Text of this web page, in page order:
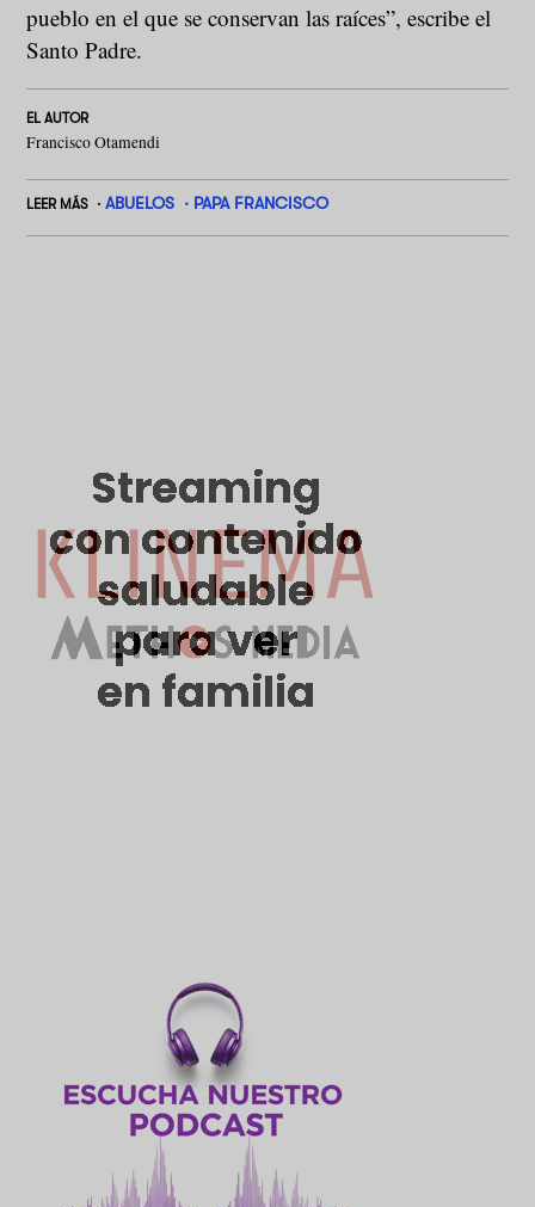
pueblo en el que se conservan las raíces”, escribe el
Santo Padre.
EL AUTOR
Francisco Otamendi
LEER MÁS ABUELOS PAPA FRANCISCO